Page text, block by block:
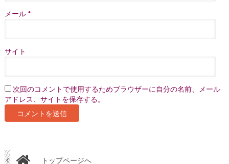
メール *
サイト
次回のコメントで使用するためブラウザーに自分の名前、メール
アドレス、サイトを保存する。
トップページへ